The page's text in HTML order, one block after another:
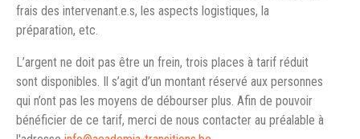
frais des intervenant.e.s, les aspects logistiques, la
préparation, etc.
L’argent ne doit pas être un frein, trois places à tarif réduit
sont disponibles. Il s’agit d’un montant réservé aux personnes
qui n’ont pas les moyens de débourser plus. Afin de pouvoir
bénéficier de ce tarif, merci de nous contacter au préalable à